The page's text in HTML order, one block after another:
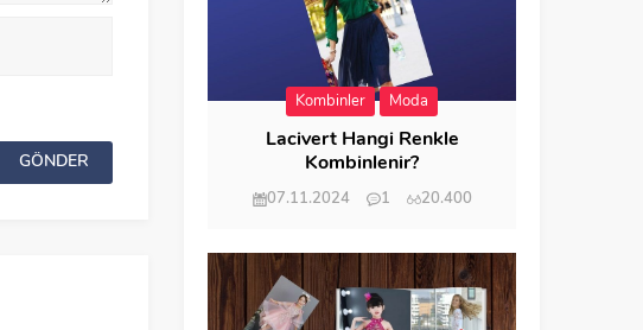
Kombinler Moda
Lacivert Hangi Renkle
Kombinlenir?
07.11.2024 1 20.400